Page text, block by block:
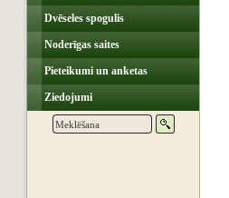
Dvēseles spogulis
Noderīgas saites
Pieteikumi un anketas
Ziedojumi